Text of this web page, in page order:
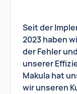
Seit der
2023 haben
der Fehler
unserer
Makula hat
wir unseren